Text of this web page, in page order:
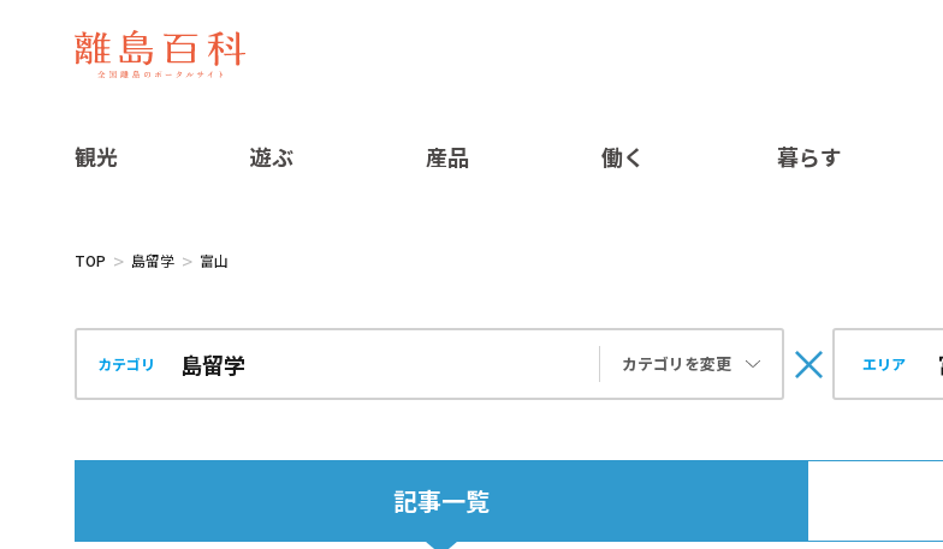
観光 遊ぶ 産品 働く 暮らす
TOP 島留学 富山
カテゴリ カテゴリを変更 エリア
記事一覧